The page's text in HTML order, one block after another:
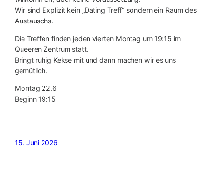
Wir sind Explizit kein „Dating Treff“ sondern ein Raum des
Austauschs.
Die Treffen finden jeden vierten Montag um 19:15 im
Queeren Zentrum statt.
Bringt ruhig Kekse mit und dann machen wir es uns
gemütlich.
Montag 22.6
Beginn 19:15
15. Juni 2026